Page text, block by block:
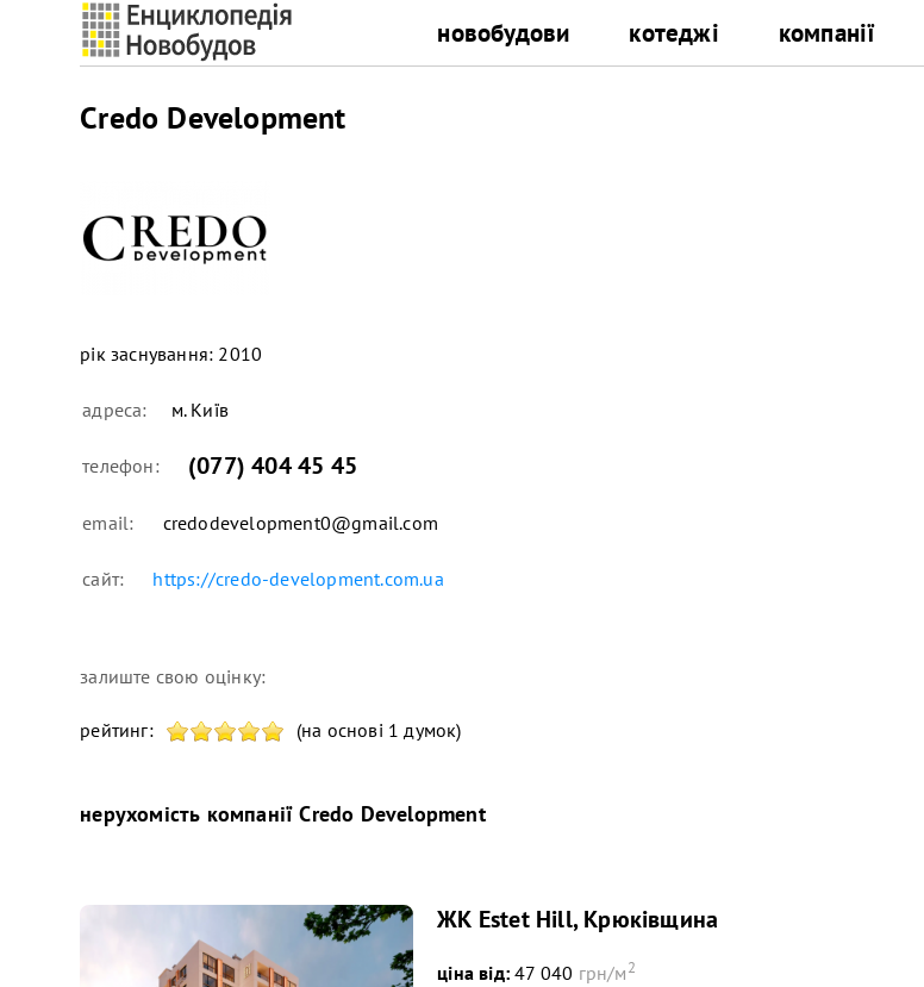
новобудови котеджі компанії
Credo Development
рік заснування: 2010
адреса: м. Київ
телефон: (077) 404 45 45
email: credodevelopment0@gmail.com
сайт: https://credo-development.com.ua
залиште свою оцінку:
рейтинг: (на основі 1 думок)
нерухомість компанії Credo Development
ЖК Estet Hill, Крюківщина
ціна від: 47 040 грн/м2